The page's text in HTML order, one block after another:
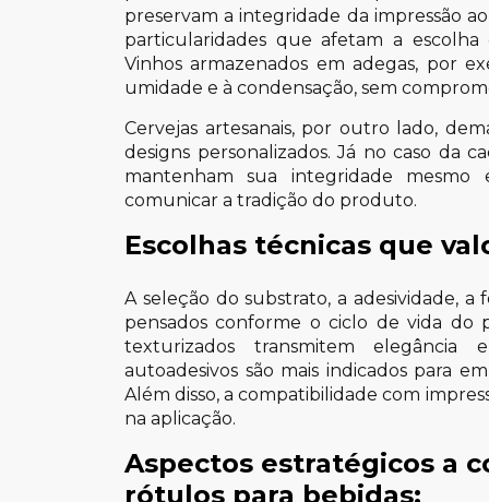
preservam a integridade da impressão
particularidades que afetam a
Vinhos armazenados em adegas, por
umidade e à condensação, sem
Cervejas artesanais, por outro lado,
designs personalizados. Já no caso da
mantenham sua integridade
comunicar a tradição do produto.
Escolhas técnicas que
A seleção do substrato, a adesividade,
pensados conforme o ciclo de vida do
texturizados transmitem elegância
autoadesivos são mais indicados para
Além disso, a compatibilidade com
na aplicação.
Aspectos estratégicos a
rótulos para bebidas: